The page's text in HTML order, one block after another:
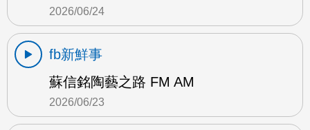
2026/06/24
fb新鮮事
蘇信銘陶藝之路 FM AM
2026/06/23